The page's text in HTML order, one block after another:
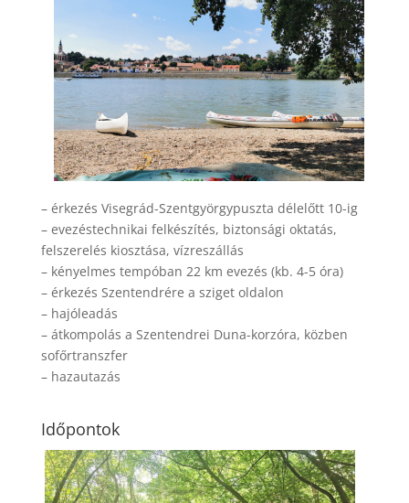
– érkezés Visegrád-Szentgyörgypuszta délelőtt 10-ig
– evezéstechnikai felkészítés, biztonsági oktatás,
felszerelés kiosztása, vízreszállás
– kényelmes tempóban 22 km evezés (kb. 4-5 óra)
– érkezés Szentendrére a sziget oldalon
– hajóleadás
– átkompolás a Szentendrei Duna-korzóra, közben
sofőrtranszfer
– hazautazás
Időpontok